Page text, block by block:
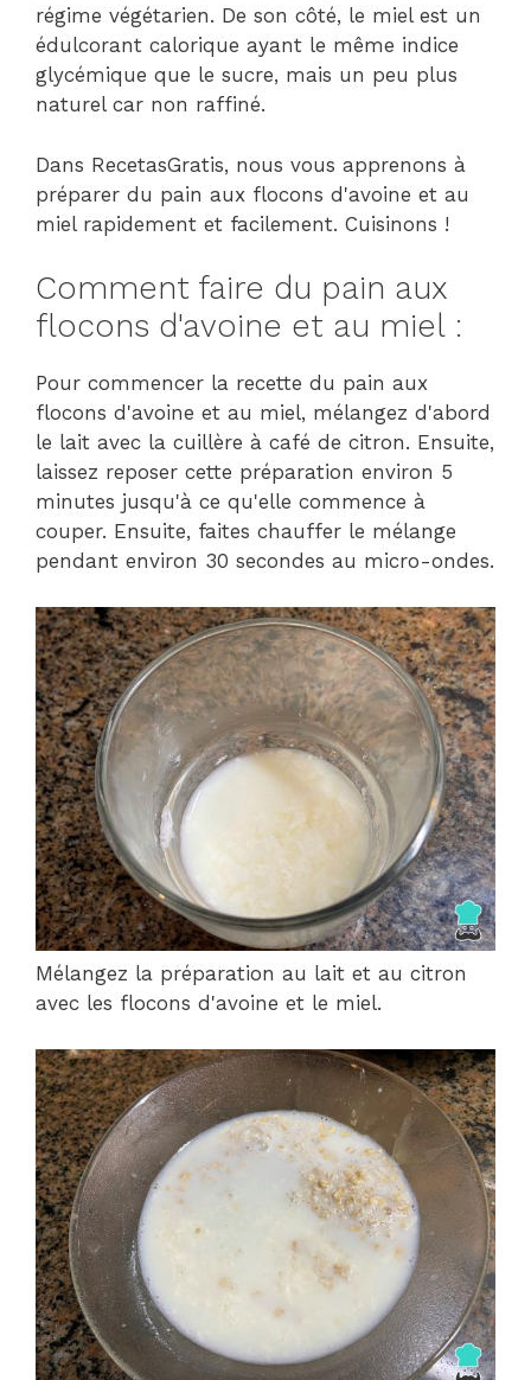
régime végétarien. De son côté, le miel est un
édulcorant calorique ayant le même indice
glycémique que le sucre, mais un peu plus
naturel car non raffiné.
Dans RecetasGratis, nous vous apprenons à
préparer du pain aux flocons d'avoine et au
miel rapidement et facilement. Cuisinons !
Comment faire du pain aux
flocons d'avoine et au miel :
Pour commencer la recette du pain aux
flocons d'avoine et au miel, mélangez d'abord
le lait avec la cuillère à café de citron. Ensuite,
laissez reposer cette préparation environ 5
minutes jusqu'à ce qu'elle commence à
couper. Ensuite, faites chauffer le mélange
pendant environ 30 secondes au micro-ondes.
Mélangez la préparation au lait et au citron
avec les flocons d'avoine et le miel.